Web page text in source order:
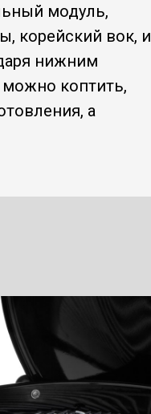
модуль,
корейский вок, и
нижним
коптить,
а